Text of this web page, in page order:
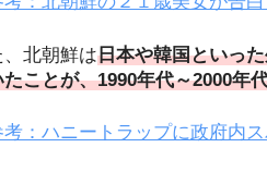
、北朝鮮は日本や韓国といっ
たことが、1990年代～2000年
考：ハニートラップに政府内